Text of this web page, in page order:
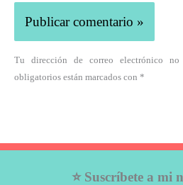
Tu dirección de correo electrónico no
obligatorios están marcados con *
⭐ Suscríbete a mi